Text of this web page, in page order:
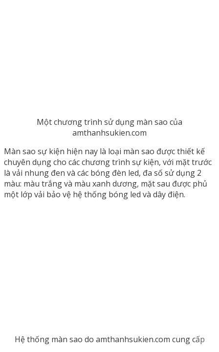
Một chương trình sử dụng màn sao của
amthanhsukien.com
Màn sao sự kiện hiện nay là loại màn sao được thiết kế
chuyên dụng cho các chương trình sự kiện, với mặt trước
là vải nhung đen và các bóng đèn led, đa số sử dụng 2
màu: màu trắng và màu xanh dương, mặt sau được phủ
một lớp vải bảo vệ hệ thống bóng led và dây điện.
Hệ thống màn sao do amthanhsukien.com cung cấp